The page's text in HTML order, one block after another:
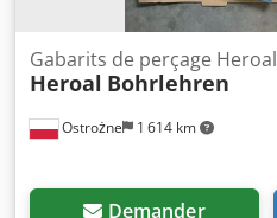
Ostrożne 1 614 km
Gabarits de perçage Heroal
Heroal Bohrlehren
Demander